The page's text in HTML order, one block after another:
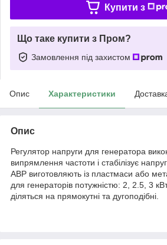
Купити з
Що таке купити з Пром?
Замовлення під захистом
Опис Характеристики
Опис
Регулятор напруги для генератора
випрямлення частоти і стабілізує
АВР виготовляють із пластмаси або
для генераторів потужністю: 2, 2.5, 3
діляться на прямокутні та дугоподібні.